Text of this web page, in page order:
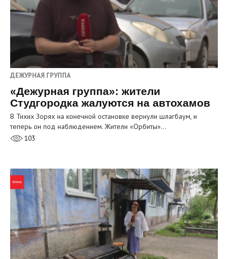
ДЕЖУРНАЯ ГРУППА
«Дежурная группа»: жители
Студгородка жалуются на автохамов
В Тихих Зорях на конечной остановке вернули шлагбаум, и
теперь он под наблюдением. Жители «Орбиты»…
103